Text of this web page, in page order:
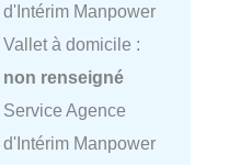
d'Intérim Manpower
Vallet à domicile :
non renseigné
Service Agence
d'Intérim Manpower